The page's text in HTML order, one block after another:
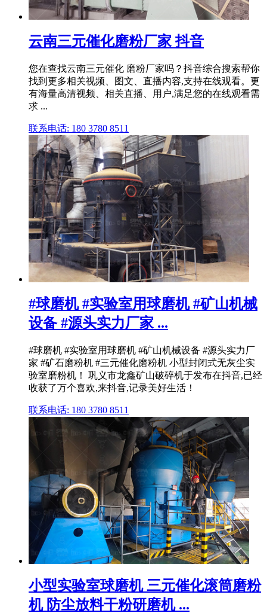
云南三元催化磨粉厂家 抖音
您在查找云南三元催化 磨粉厂家吗？抖音综合搜索帮你
找到更多相关视频、图文、直播内容,支持在线观看。更
有海量高清视频、相关直播、用户,满足您的在线观看需
求 ...
联系电话: 180 3780 8511
#球磨机 #实验室用球磨机 #矿山机械
设备 #源头实力厂家 ...
#球磨机 #实验室用球磨机 #矿山机械设备 #源头实力厂
家 #矿石磨粉机 #三元催化磨粉机 小型封闭式无灰尘实
验室磨粉机！ 巩义市龙鑫矿山破碎机于发布在抖音,已经
收获了万个喜欢,来抖音,记录美好生活！
联系电话: 180 3780 8511
小型实验室球磨机 三元催化滚筒磨粉
机 防尘放料干粉研磨机 ...